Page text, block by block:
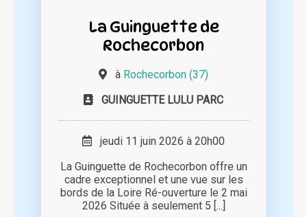
La Guinguette de
Rochecorbon
à Rochecorbon (37)
GUINGUETTE LULU PARC
jeudi 11 juin 2026 à 20h00
La Guinguette de Rochecorbon offre un
cadre exceptionnel et une vue sur les
bords de la Loire Ré-ouverture le 2 mai
2026 Située à seulement 5 [...]